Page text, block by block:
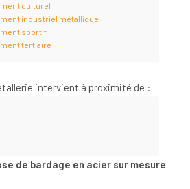
culturel
industriel métallique
sportif
tertiaire
intervient à proximité de :
de bardage en acier sur mesure